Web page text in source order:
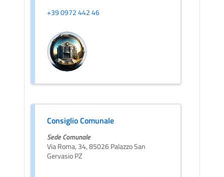
+39 0972 442 46
Consiglio Comunale
Sede Comunale
Via Roma, 34, 85026 Palazzo San
Gervasio PZ